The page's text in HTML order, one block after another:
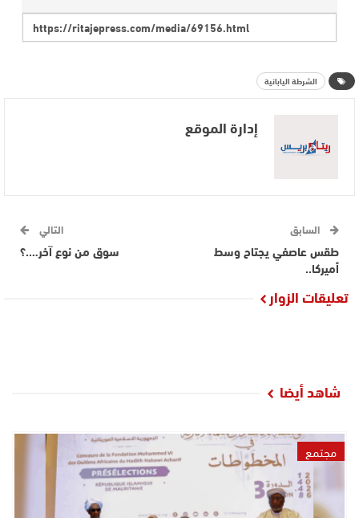
الشرطة اليابانية
إدارة الموقع
السابق
طقس عاصفي يجتاح وسط
أميركا..
التالي
سوق من نوع آخر….؟
تعليقات الزوار
شاهد أيضا
مجتمع